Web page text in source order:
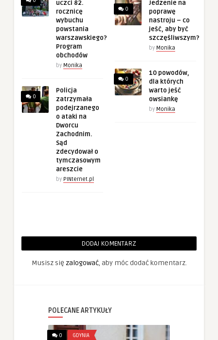
uczci 82.
rocznicę
wybuchu
powstania
warszawskiego?
Program
obchodów
by Monika
0
Policja
zatrzymała
podejrzanego
o ataki na
Dworcu
Zachodnim.
Sąd
zdecydował o
tymczasowym
areszcie
by PINternet.pl
0
Jedzenie na
poprawę
nastroju – co
jeść, aby być
szczęśliwszym?
by Monika
0
10 powodów,
dla których
warto jeść
owsiankę
by Monika
DODAJ KOMENTARZ
Musisz się zalogować, aby móc dodać komentarz.
POLECANE ARTYKUŁY
0 GDYNIA